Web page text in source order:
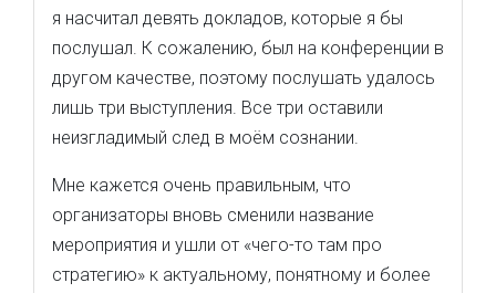
я насчитал девять докладов, которые я бы
послушал. К сожалению, был на конференции в
другом качестве, поэтому послушать удалось
лишь три выступления. Все три оставили
неизгладимый след в моём сознании.
Мне кажется очень правильным, что
организаторы вновь сменили название
мероприятия и ушли от «чего-то там про
стратегию» к актуальному, понятному и более